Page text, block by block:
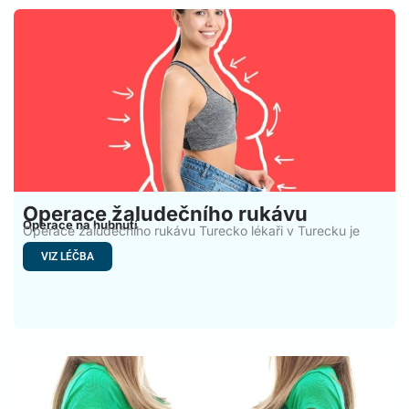
Operace žaludečního rukávu
Operace na hubnutí
Operace žaludečního rukávu Turecko lékaři v Turecku je
populární a
VIZ LÉČBA